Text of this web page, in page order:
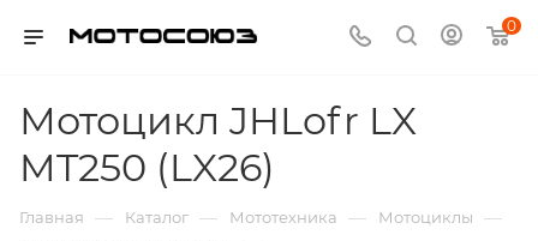
0
Мотоцикл JHLofr LX
MT250 (LX26)
Главная — Каталог — Мототехника — Мотоциклы —